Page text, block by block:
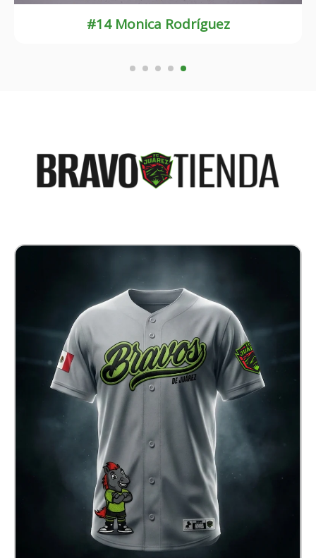
#29 Alondra Blanco
Jersey Baseball Bravos
$ 900.00 MXN